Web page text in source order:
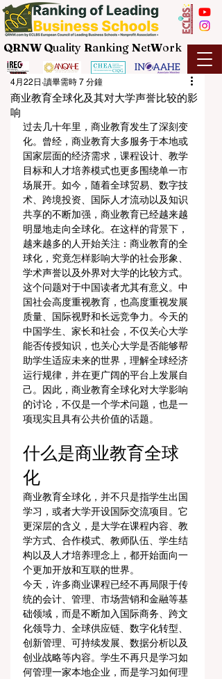
QRNW Quality Ranking NetWork
商业教育全球化及其对大学声誉比较的影
响
4月22日 讀畢需時 7 分鐘
过去几十年里，商业教育发生了深刻变
化。曾经，商业教育大多服务于本地或
国家层面的经济需求，课程设计、教学
目标和人才培养模式也更多围绕单一市
场展开。如今，随着全球贸易、数字技
术、跨境投资、国际人才流动以及知识
共享的不断加强，商业教育已经越来越
明显地走向全球化。在这样的背景下，
越来越多的人开始关注：商业教育的全
球化，究竟怎样影响大学的社会形象、
学术声誉以及外界对大学的比较方式。
这个问题对于中国读者尤其有意义。中
国社会高度重视教育，也高度重视发展
质量、国际视野和长远竞争力。今天的
中国学生、家长和社会，不仅关心大学
能否传授知识，也关心大学是否能够帮
助学生适应未来的世界，理解全球经济
运行规律，并在更广阔的平台上发展自
己。因此，商业教育全球化对大学影响
的讨论，不仅是一个学术问题，也是一
项现实且具有公共价值的话题。
什么是商业教育全球
化
商业教育全球化，并不只是指学生出国
学习，或者大学开设国际交流项目。它
更深层的含义，是大学在课程内容、教
学方式、合作模式、教师队伍、学生结
构以及人才培养理念上，都开始面向一
个更加开放和互联的世界。
今天，许多商业课程已经不再局限于传
统的会计、管理、市场营销和金融等基
础领域，而是不断加入国际商务、跨文
化领导力、全球供应链、数字化转型、
创新管理、可持续发展、数据分析以及
创业战略等内容。学生不再只是学习如
何管理一家本地企业，而是学习如何理